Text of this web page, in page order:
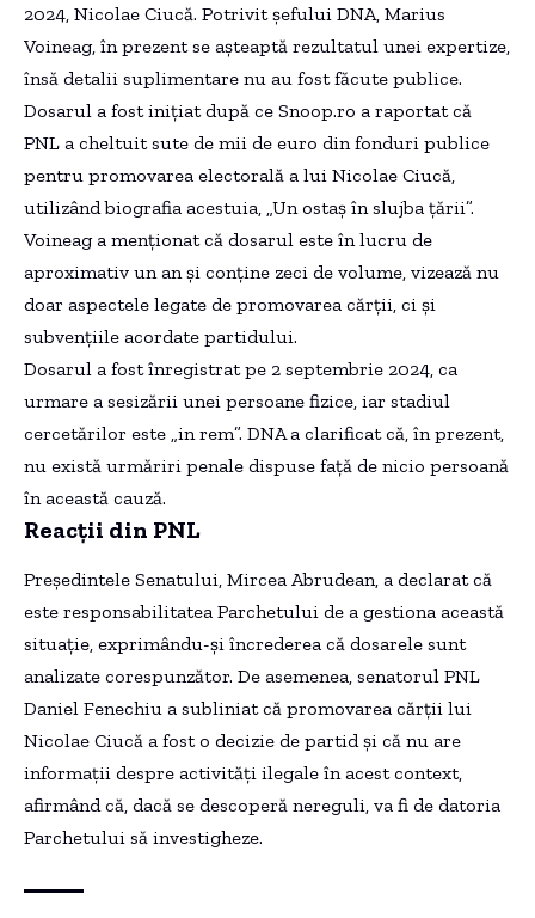
2024, Nicolae Ciucă. Potrivit șefului DNA, Marius
Voineag, în prezent se așteaptă rezultatul unei expertize,
însă detalii suplimentare nu au fost făcute publice.
Dosarul a fost inițiat după ce Snoop.ro a raportat că
PNL a cheltuit sute de mii de euro din fonduri publice
pentru promovarea electorală a lui Nicolae Ciucă,
utilizând biografia acestuia, „Un ostaș în slujba țării”.
Voineag a menționat că dosarul este în lucru de
aproximativ un an și conține zeci de volume, vizează nu
doar aspectele legate de promovarea cărții, ci și
subvențiile acordate partidului.
Dosarul a fost înregistrat pe 2 septembrie 2024, ca
urmare a sesizării unei persoane fizice, iar stadiul
cercetărilor este „in rem”. DNA a clarificat că, în prezent,
nu există urmăriri penale dispuse față de nicio persoană
în această cauză.
Reacții din PNL
Președintele Senatului, Mircea Abrudean, a declarat că
este responsabilitatea Parchetului de a gestiona această
situație, exprimându-și încrederea că dosarele sunt
analizate corespunzător. De asemenea, senatorul PNL
Daniel Fenechiu a subliniat că promovarea cărții lui
Nicolae Ciucă a fost o decizie de partid și că nu are
informații despre activități ilegale în acest context,
afirmând că, dacă se descoperă nereguli, va fi de datoria
Parchetului să investigheze.